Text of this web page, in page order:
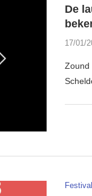
De
17/01/
Zound
Festival